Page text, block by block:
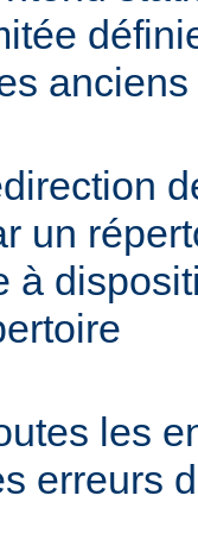
un
à
les
erreurs